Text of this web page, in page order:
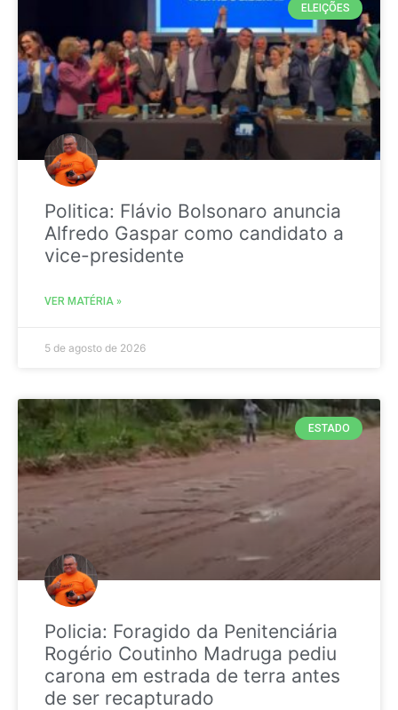
ELEIÇÕES
Politica: Flávio Bolsonaro anuncia
Alfredo Gaspar como candidato a
vice-presidente
VER MATÉRIA »
5 de agosto de 2026
ESTADO
Policia: Foragido da Penitenciária
Rogério Coutinho Madruga pediu
carona em estrada de terra antes
de ser recapturado